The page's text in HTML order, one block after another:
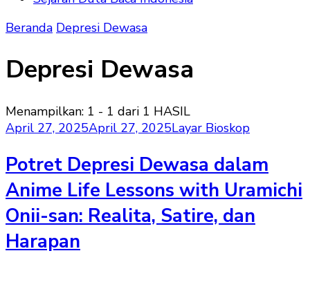
Beranda Depresi Dewasa
Depresi Dewasa
Menampilkan: 1 - 1 dari 1 HASIL
April 27, 2025April 27, 2025Layar Bioskop
Potret Depresi Dewasa dalam
Anime Life Lessons with Uramichi
Onii-san: Realita, Satire, dan
Harapan